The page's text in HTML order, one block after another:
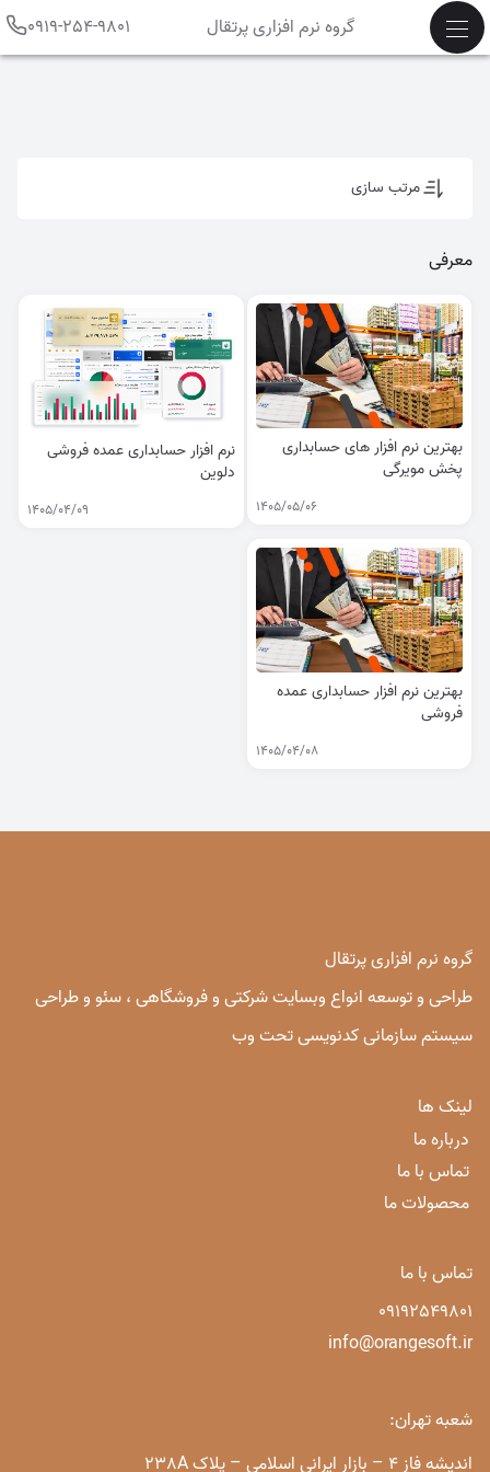
گروه نرم افزاری پرتقال 0919-254-9801
مرتب سازی
معرفی
بهترین نرم افزار های حسابداری
پخش مویرگی
1405/05/06
نرم افزار حسابداری عمده فروشی
دلوین
1405/04/09
بهترین نرم افزار حسابداری عمده
فروشی
1405/04/08
گروه نرم افزاری پرتقال
طراحی و توسعه انواع وبسایت شرکتی و فروشگاهی ، سئو و طراحی
سیستم سازمانی کدنویسی تحت وب
لینک ها
درباره ما
تماس با ما
محصولات ما
تماس با ما
09192549801
info@orangesoft.ir
شعبه تهران:
اندیشه فاز 4 – بازار ایرانی اسلامی – پلاک 238A